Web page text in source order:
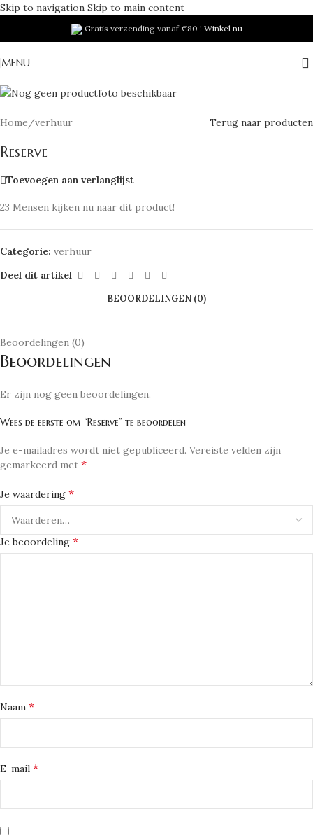
Skip to navigation Skip to main content
Gratis verzending vanaf €80 ! Winkel nu
MENU
Home /verhuur Terug naar producten
Reserve
Toevoegen aan verlanglijst
23 Mensen kijken nu naar dit product!
Categorie: verhuur
Deel dit artikel
BEOORDELINGEN (0)
Beoordelingen (0)
Beoordelingen
Er zijn nog geen beoordelingen.
Wees de eerste om “Reserve” te beoordelen
Je e-mailadres wordt niet gepubliceerd. Vereiste velden zijn
gemarkeerd met *
Je waardering *
Je beoordeling *
Naam *
E-mail *